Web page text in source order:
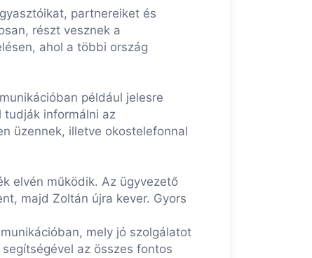
partnereiket és
részt vesznek a
ahol a többi ország
például jelesre
tudják informálni az
üzennek, illetve okostelefonnal
elvén működik. Az ügyvezető
majd Zoltán újra kever. Gyors
mely jó szolgálatot
az összes fontos